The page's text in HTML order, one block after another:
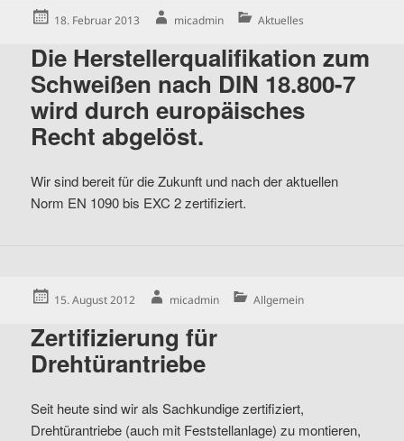
Posted
18. Februar 2013 Author
micadmin Categories
Aktuelles
Die Herstellerqualifikation zum
Schweißen nach DIN 18.800-7
wird durch europäisches
Recht abgelöst.
Wir sind bereit für die Zukunft und nach der aktuellen
Norm EN 1090 bis EXC 2 zertifiziert.
Posted
15. August 2012 Author
micadmin Categories
Allgemein
Zertifizierung für
Drehtürantriebe
Seit heute sind wir als Sachkundige zertifiziert,
Drehtürantriebe (auch mit Feststellanlage) zu montieren,